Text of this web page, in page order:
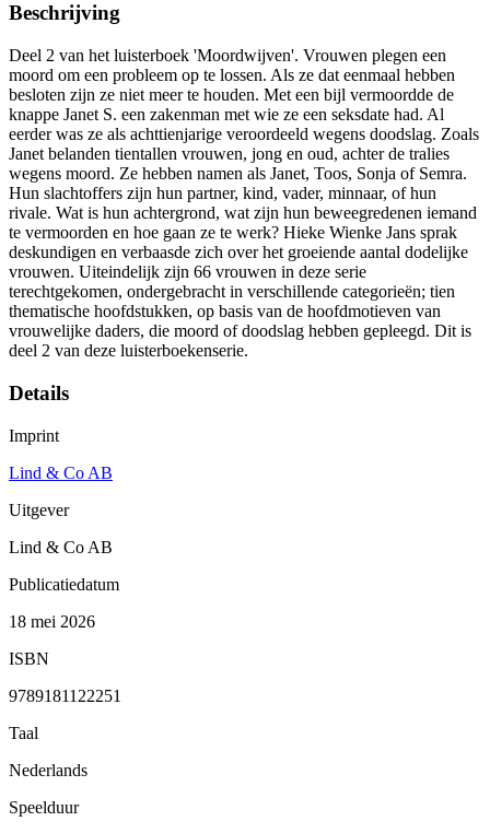
Beschrijving
Deel 2 van het luisterboek 'Moordwijven'. Vrouwen plegen een
moord om een probleem op te lossen. Als ze dat eenmaal hebben
besloten zijn ze niet meer te houden. Met een bijl vermoordde de
knappe Janet S. een zakenman met wie ze een seksdate had. Al
eerder was ze als achttienjarige veroordeeld wegens doodslag. Zoals
Janet belanden tientallen vrouwen, jong en oud, achter de tralies
wegens moord. Ze hebben namen als Janet, Toos, Sonja of Semra.
Hun slachtoffers zijn hun partner, kind, vader, minnaar, of hun
rivale. Wat is hun achtergrond, wat zijn hun beweegredenen iemand
te vermoorden en hoe gaan ze te werk? Hieke Wienke Jans sprak
deskundigen en verbaasde zich over het groeiende aantal dodelijke
vrouwen. Uiteindelijk zijn 66 vrouwen in deze serie
terechtgekomen, ondergebracht in verschillende categorieën; tien
thematische hoofdstukken, op basis van de hoofdmotieven van
vrouwelijke daders, die moord of doodslag hebben gepleegd. Dit is
deel 2 van deze luisterboekenserie.
Details
Imprint
Lind & Co AB
Uitgever
Lind & Co AB
Publicatiedatum
18 mei 2026
ISBN
9789181122251
Taal
Nederlands
Speelduur